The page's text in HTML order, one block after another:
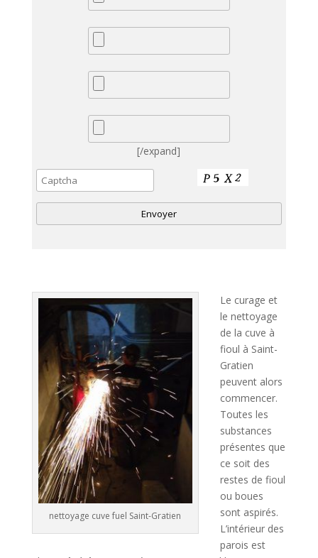
[/expand]
t
nettoyage cuve fuel Saint-Gratien
Le curage et
le nettoyage
de la cuve à
fioul à Saint-
Gratien
peuvent alors
commencer.
Toutes les
substances
présentes que
ce soit des
restes de fioul
ou boues
sont aspirés.
L’intérieur des
parois est